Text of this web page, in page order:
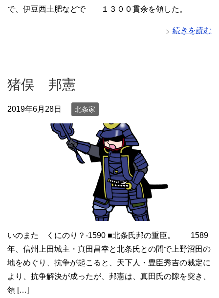
で、伊豆西土肥などで １３００貫余を領した。
続きを読む
猪俣 邦憲
2019年6月28日 北条家
いのまた くにのり？-1590 ■北条氏邦の重臣。 1589
年、信州上田城主・真田昌幸と北条氏との間で上野沼田の
地をめぐり、抗争が起こると、天下人・豊臣秀吉の裁定に
より、抗争解決が成ったが、邦憲は、真田氏の隙を突き、
領 […]